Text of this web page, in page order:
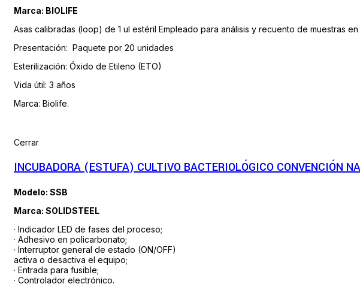
Marca: BIOLIFE
Asas calibradas (loop) de 1 ul estéril Empleado para análisis y recuento de muestras
Presentación: Paquete por 20 unidades
Esterilización: Óxido de Etileno (ETO)
Vida útil: 3 años
Marca: Biolife.
Cerrar
INCUBADORA (ESTUFA) CULTIVO BACTERIOLÓGICO CONVENCIÓN
Modelo: SSB
Marca: SOLIDSTEEL
· Indicador LED de fases del proceso;
· Adhesivo en policarbonato;
· Interruptor general de estado (ON/OFF)
activa o desactiva el equipo;
· Entrada para fusible;
· Controlador electrónico.